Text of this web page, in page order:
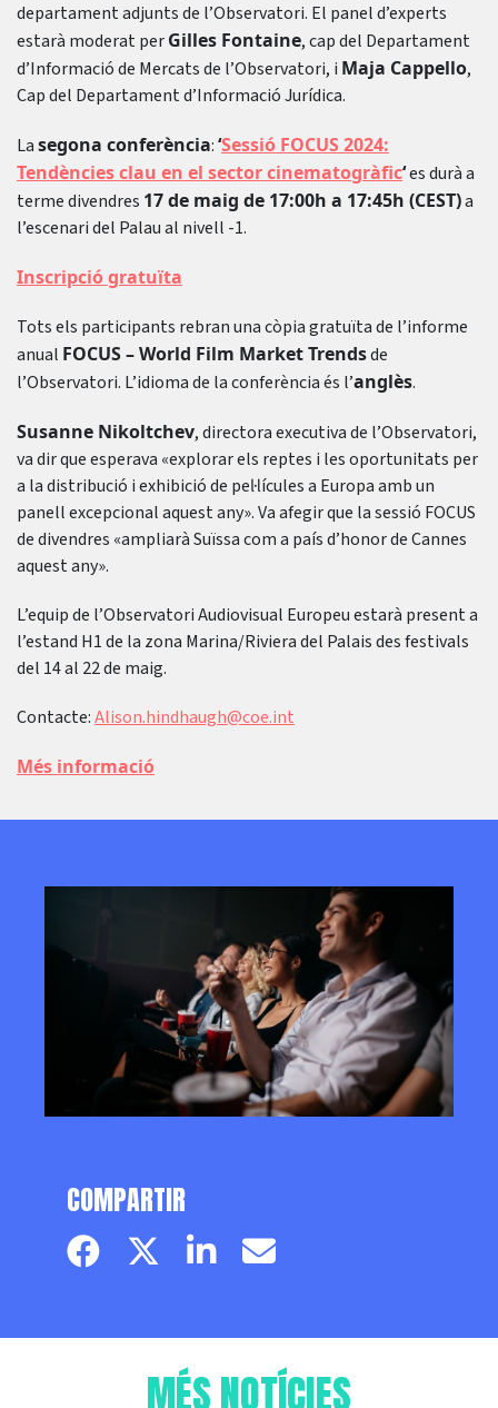
departament adjunts de l’Observatori. El panel d’experts
estarà moderat perGilles Fontaine, cap del Departament
d’Informació de Mercats de l’Observatori, i Maja Cappello,
Cap del Departament d’Informació Jurídica.
Lasegona conferència:‘Sessió FOCUS 2024:
Tendències clau en el sector cinematogràfic‘es durà a
terme divendres 17 de maig de 17:00h a 17:45h (CEST)a
l’escenari del Palau al nivell -1.
Inscripció gratuïta
Tots els participants rebran una còpia gratuïta de l’informe
anual FOCUS – World Film Market Trendsde
l’Observatori. L’idioma de la conferència és l’anglès.
Susanne Nikoltchev, directora executiva de l’Observatori,
va dir que esperava «explorar els reptes i les oportunitats per
a la distribució i exhibició de pel·lícules a Europa amb un
panell excepcional aquest any». Va afegir que la sessió FOCUS
de divendres «ampliarà Suïssa com a país d’honor de Cannes
aquest any».
L’equip de l’Observatori Audiovisual Europeu estarà present a
l’estand H1 de la zona Marina/Riviera del Palais des festivals
del 14 al 22 de maig.
Contacte:Alison.hindhaugh@coe.int
Més informació
COMPARTIR
Facebook pageTwitter page
LinkedinEmail
MÉS NOTÍCIES